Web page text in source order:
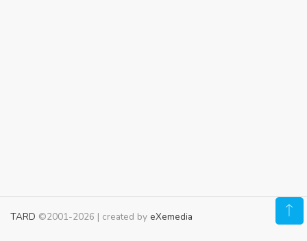
TARD ©2001-2026 | created by eXemedia